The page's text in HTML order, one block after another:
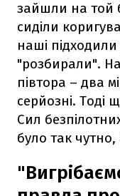
зайшли на той
сиділи
наші
"розбирали".
півтора – два
серйозні. Тоді
Сил
було так